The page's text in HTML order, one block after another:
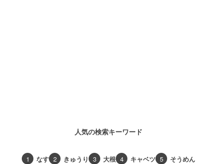
人気の検索キーワード
1 なす 2 きゅうり 3 大根 4 キャベツ 5 そうめん